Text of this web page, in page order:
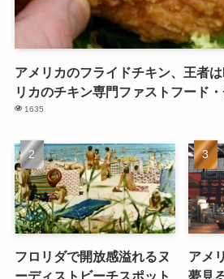
アメリカのフライドチキン、王者
リカのチキン専門ファストフード
1635
フロリダで開放感溢れるヌ
ーディストビーチスポット
アメ
夢見